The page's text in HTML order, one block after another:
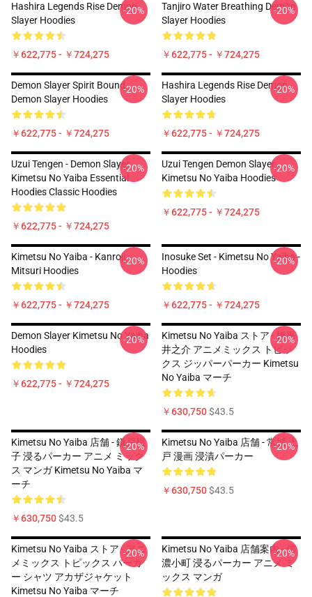
Hashira Legends Rise Demon
Slayer Hoodies
￥622,775 - ￥724,275
-20%
Tanjiro Water Breathing Demon
Slayer Hoodies
￥622,775 - ￥724,275
-20%
Demon Slayer Spirit Bound
Demon Slayer Hoodies
￥622,775 - ￥724,275
-20%
Hashira Legends Rise Demon
Slayer Hoodies
￥622,775 - ￥724,275
-20%
Uzui Tengen - Demon Slayer
Kimetsu No Yaiba Essential
Hoodies Classic Hoodies
￥622,775 - ￥724,275
-20%
Uzui Tengen Demon Slayer
Kimetsu No Yaiba Hoodies
￥622,775 - ￥724,275
-20%
Kimetsu No Yaiba - Kanroji
Mitsuri Hoodies
￥622,775 - ￥724,275
-20%
Inosuke Set - Kimetsu No Yaiba -
Hoodies
￥622,775 - ￥724,275
-20%
Demon Slayer Kimetsu No Yaiba
Hoodies
￥622,775 - ￥724,275
-20%
Kimetsu No Yaiba ストア - 橋平
井之介 アニメミックス トピッ
クス ジッパーパーカー Kimetsu
No Yaiba マーチ
￥630,750$43.5
-20%
Kimetsu No Yaiba 店舗 - 鎌戸根
子 浸るパーカー アニメ ミック
ス マンガ Kimetsu No Yaiba マ
ーチ
￥630,750$43.5
-20%
Kimetsu No Yaiba 店舗 - 常城 土
戸 漫画 浸漬パーカー
￥630,750$43.5
-20%
Kimetsu No Yaiba ストア - アニ
メミックス トピックス パーカ
ー シャツ アカザジャケット
Kimetsu No Yaiba マーチ
-20%
Kimetsu No Yaiba 店舗案内 - 信
濃小町 浸るパーカー アニメ ミ
ックス マンガ
-20%